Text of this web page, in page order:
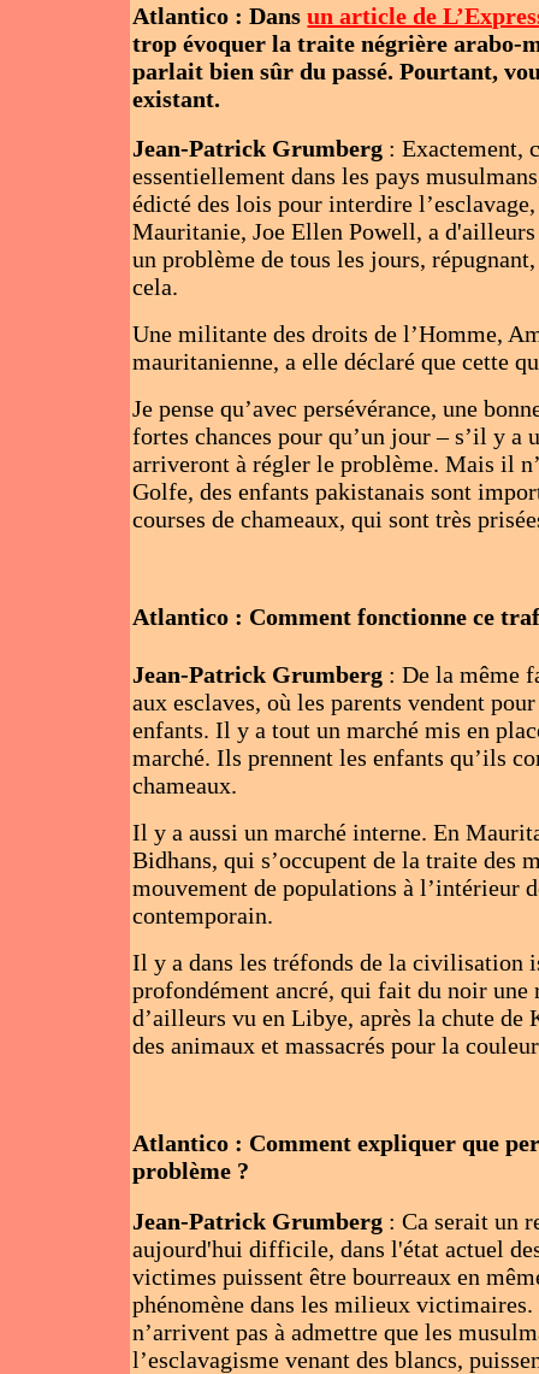
Atlantico : Dansun article de
trop évoquer la traite négrière arabo-
parlait bien sûr du passé. Pourtant,
existant.
Jean-Patrick Grumberg : Exactement,
essentiellement dans les pays
édicté des lois pour interdire
Mauritanie, Joe Ellen Powell, a
un problème de tous les jours,
cela.
Une militante des droits de l’Homme,
mauritanienne, a elle déclaré que cette
Je pense qu’avec persévérance, une
fortes chances pour qu’un jour – s’il y
arriveront à régler le problème. Mais il
Golfe, des enfants pakistanais sont
courses de chameaux, qui sont très
Atlantico : Comment fonctionne ce
Jean-Patrick Grumberg : De la même
aux esclaves, où les parents vendent
enfants. Il y a tout un marché mis en
marché. Ils prennent les enfants qu’ils
chameaux.
Il y a aussi un marché interne. En
Bidhans, qui s’occupent de la traite des
mouvement de populations à l’intérieur
contemporain.
Il y a dans les tréfonds de la civilisation
profondément ancré, qui fait du noir
d’ailleurs vu en Libye, après la chute
des animaux et massacrés pour la
Atlantico : Comment expliquer que
problème ?
Jean-Patrick Grumberg : Ca serait un
aujourd'hui difficile, dans l'état actuel
victimes puissent être bourreaux en
phénomène dans les milieux
n’arrivent pas à admettre que les
l’esclavagisme venant des blancs,